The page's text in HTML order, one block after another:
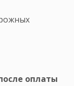
оплаты